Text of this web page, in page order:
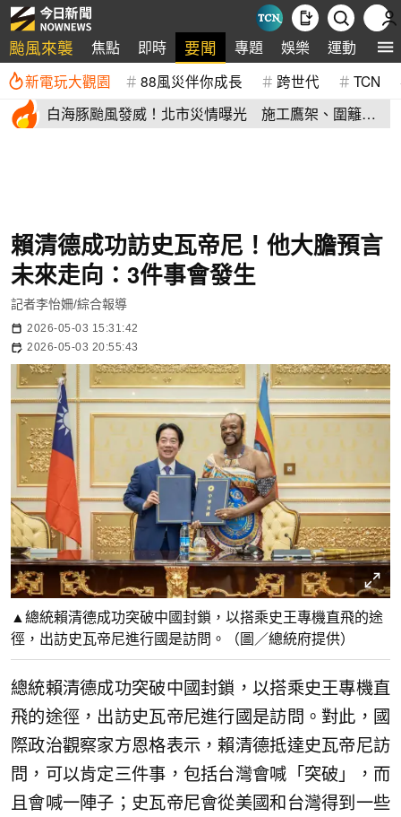
颱風來襲 焦點 即時 要聞 專題 娛樂 運動 全
新電玩大觀園 88風災伴你成長 跨世代 TCN
白海豚颱風發威！北市災情曝光 施工鷹架、圍籬倒
賴清德成功訪史瓦帝尼！他大膽預言
未來走向：3件事會發生
記者李怡姍/綜合報導
2026-05-03 15:31:42
2026-05-03 20:55:43
▲總統賴清德成功突破中國封鎖，以搭乘史王專機直飛的途
徑，出訪史瓦帝尼進行國是訪問。（圖／總統府提供）
總統賴清德成功突破中國封鎖，以搭乘史王專機直
飛的途徑，出訪史瓦帝尼進行國是訪問。對此，國
際政治觀察家方恩格表示，賴清德抵達史瓦帝尼訪
問，可以肯定三件事，包括台灣會喊「突破」，而
且會喊一陣子；史瓦帝尼會從美國和台灣得到一些